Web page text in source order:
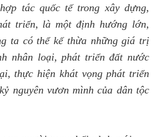
tác quốc tế trong xây dựng,
triển, là một định hướng lớn,
ta có thể kế thừa những giá trị
nhân loại, phát triển đất nước
thực hiện khát vọng phát triển
nguyên vươn mình của dân tộc